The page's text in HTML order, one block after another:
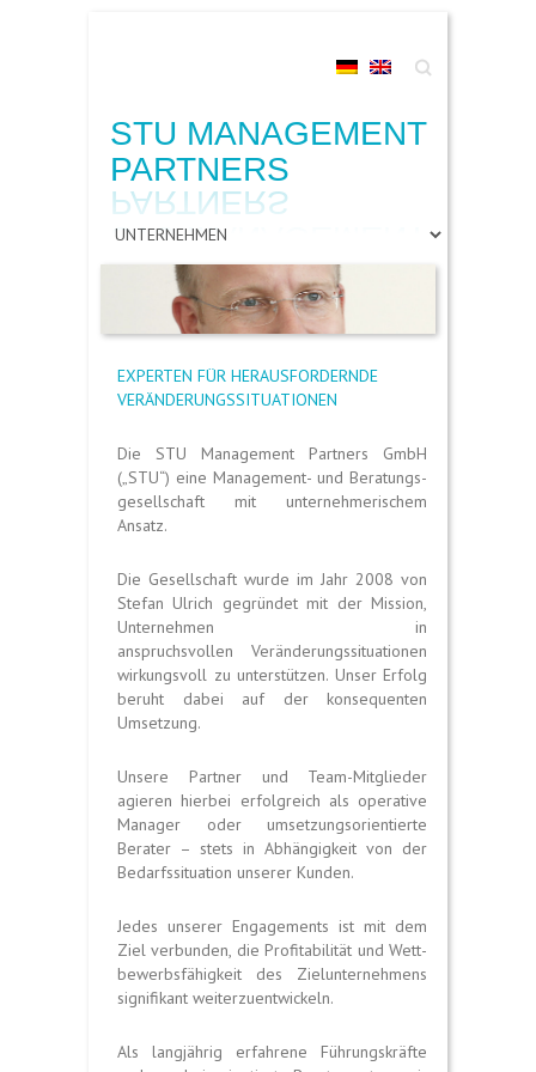
Suche
STU MANAGEMENT
PARTNERS
EXPERTEN FÜR HERAUSFORDERNDE
VERÄNDERUNGSSITUATIONEN
Die STU Management Partners GmbH
(„STU“) eine Management- und Beratungs­
gesellschaft mit unter­nehmeri­schem
Ansatz.
Die Gesellschaft wurde im Jahr 2008 von
Stefan Ulrich gegründet mit der Mission,
Unternehmen in
anspruchsvollen Veränderungssituationen
wirkungsvoll zu unterstützen. Unser Erfolg
beruht dabei auf der konsequenten
Umsetzung.
Unsere Partner und Team-Mitglieder
agieren hier­bei erfolg­reich als operative
Manager oder um­set­­­zungs­­orien­­­tierte
Berater – stets in Abhängigkeit von der
Bedarfssituation unserer Kunden.
Jedes unserer Engagements ist mit dem
Ziel verbunden, die Profitabilität und Wett­
bewerbs­­fähig­keit des Ziel­unternehmens
signifikant weiter­zuentwickeln.
Als langjährig erfahrene Führungskräfte